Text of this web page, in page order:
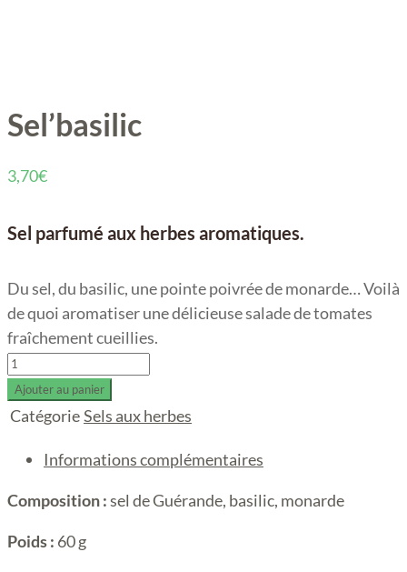
Sel’basilic
3,70€
Sel parfumé aux herbes aromatiques.
Du sel, du basilic, une pointe poivrée de monarde… Voilà
de quoi aromatiser une délicieuse salade de tomates
fraîchement cueillies.
Sel'basilic
quantity
Ajouter au panier
CatégorieSels aux herbes
Informations complémentaires
Composition :sel de Guérande, basilic, monarde
Poids : 60 g